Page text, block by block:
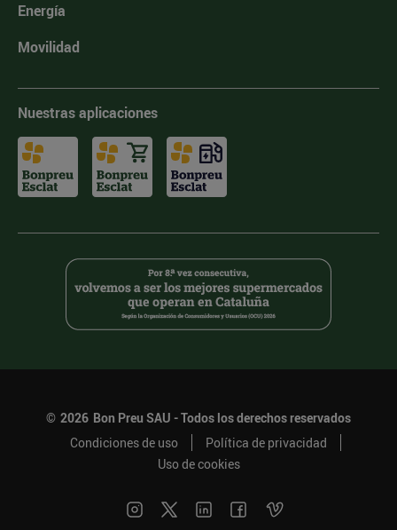
Energía
Movilidad
Nuestras aplicaciones
© 2026 Bon Preu SAU - Todos los derechos reservados
Condiciones de uso
Política de privacidad
Uso de cookies